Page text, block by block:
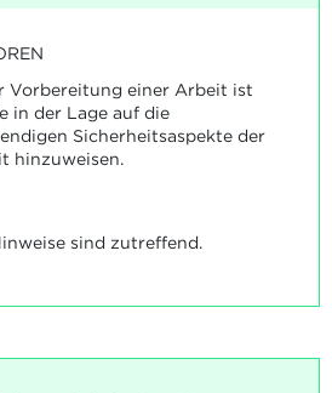
Vorbereitung einer Arbeit ist
in der Lage auf die
Sicherheitsaspekte der
hinzuweisen.
sind zutreffend.